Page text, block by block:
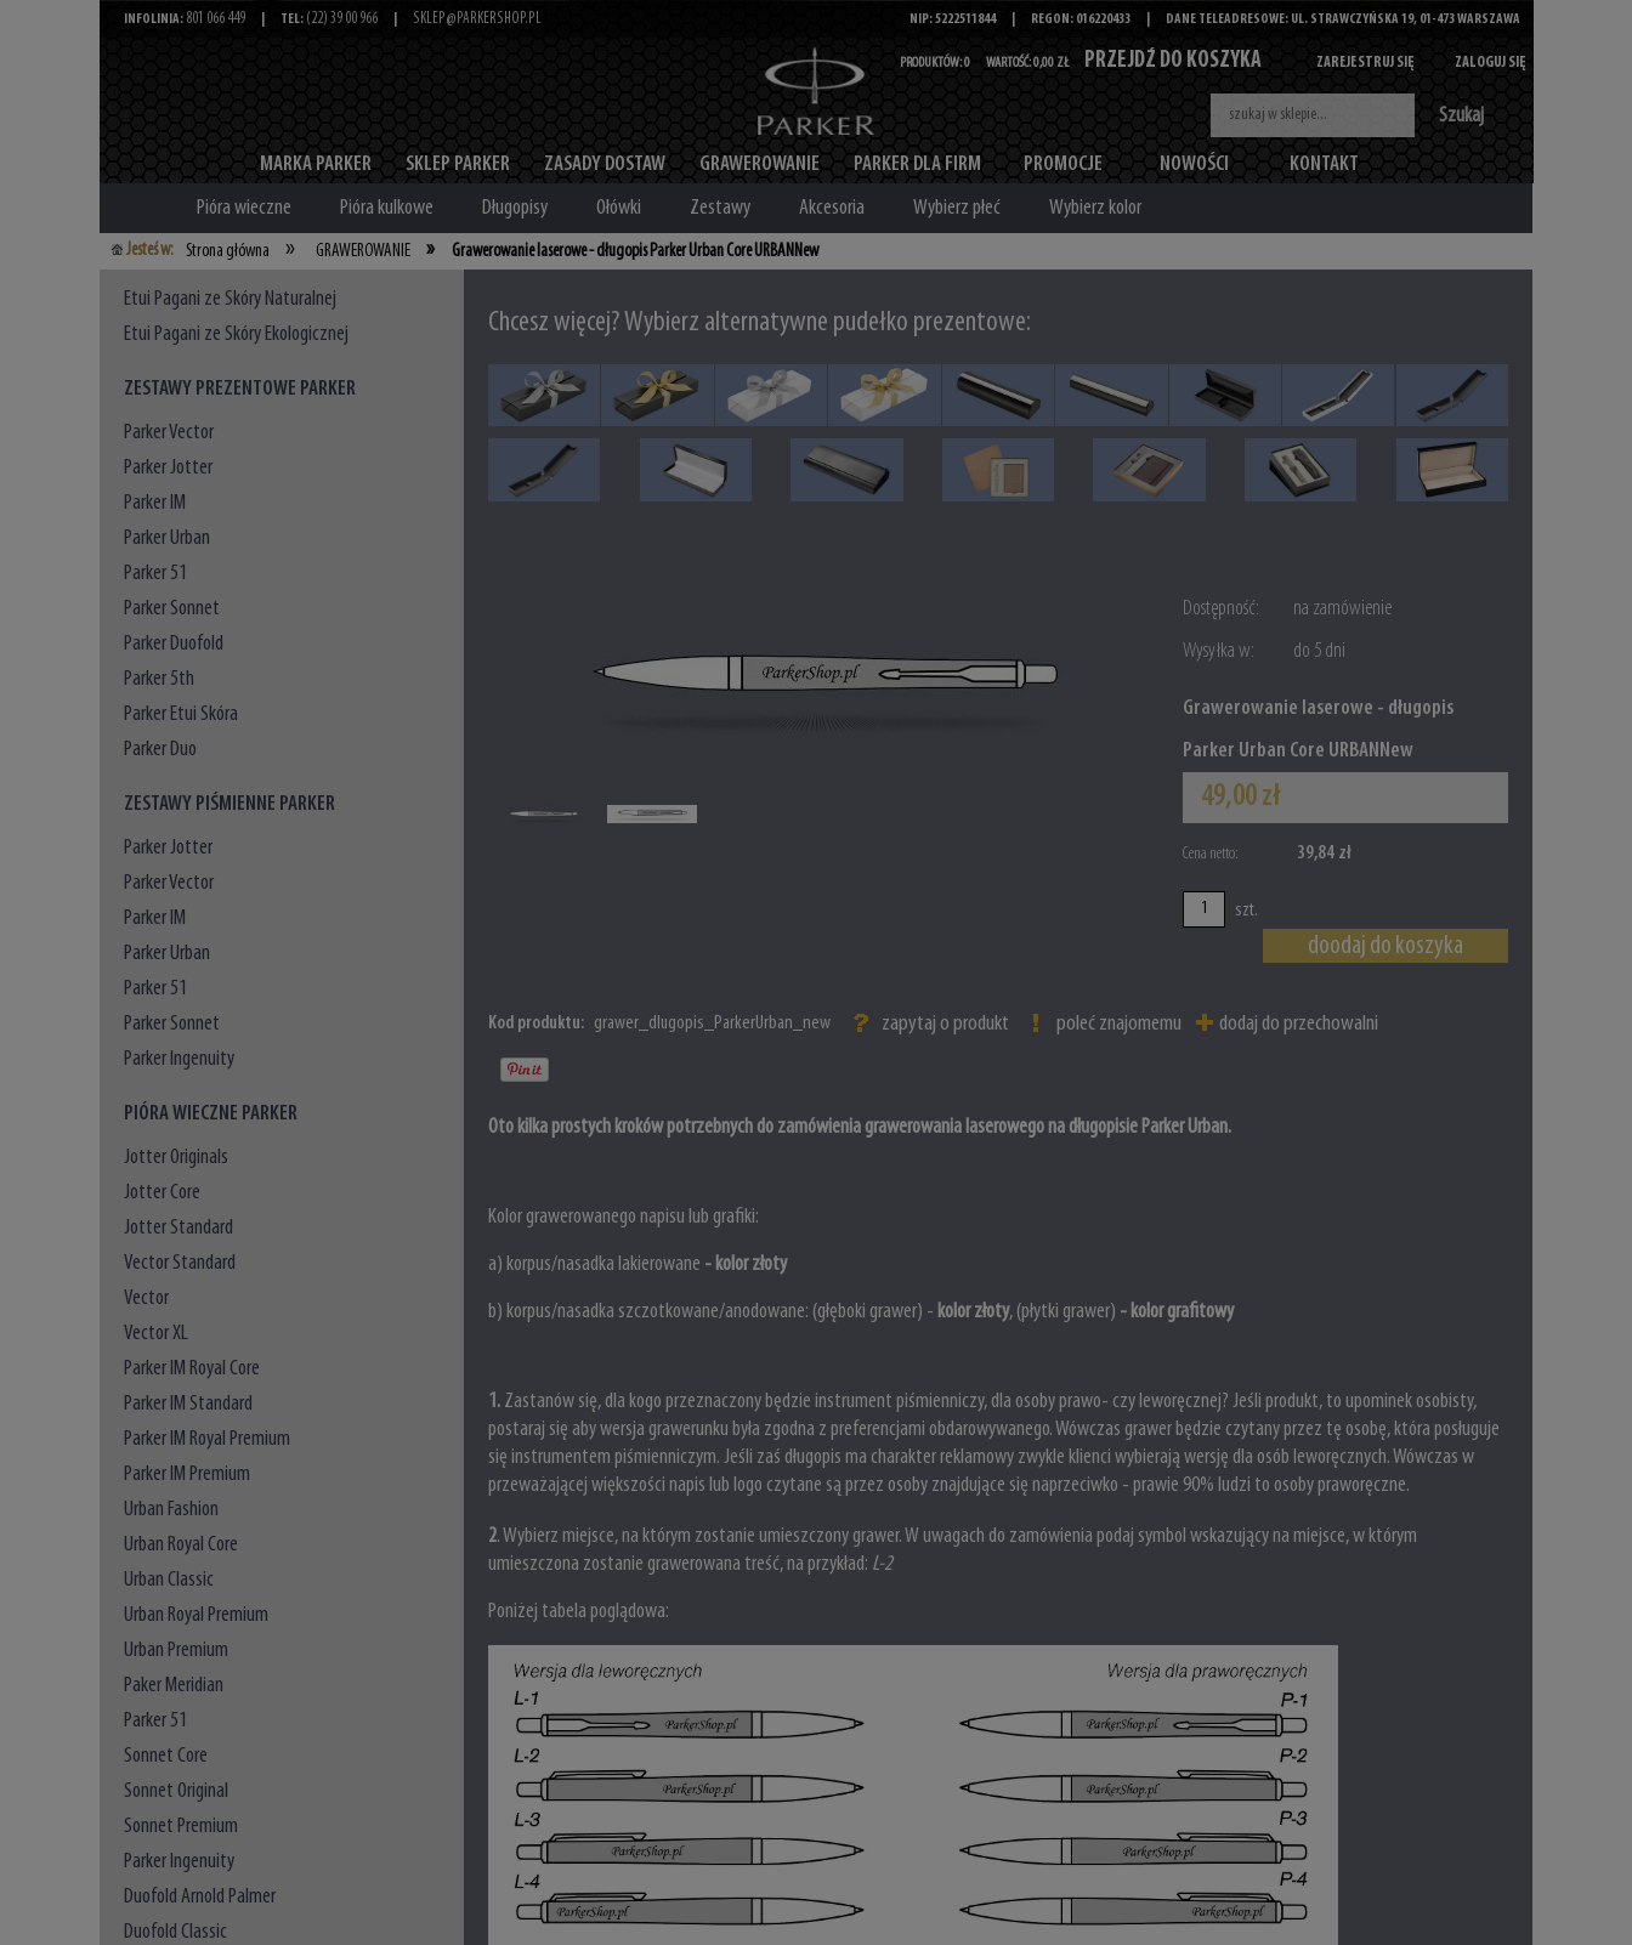
Szukaj
MARKA PARKER SKLEP PARKER ZASADY DOSTAW GRAWEROWANIE PARKER DLA FIRM PROMOCJE NOWOŚCI KONTAKT
ZAREJESTRUJ SIĘ ZALOGUJ SIĘ
PRODUKTÓW:0 WARTOŚĆ:0,00 ZŁ PRZEJDŹ DO KOSZYKA
INFOLINIA: 801 066 449 TEL: (22) 39 00 966 SKLEP@PARKERSHOP.PL NIP: 5222511844 REGON: 016220433 DANE TELEADRESOWE: UL. STRAWCZYŃSKA 19, 01-473 WARSZAWA
Pióra wieczne Pióra kulkowe Długopisy Ołówki Zestawy Akcesoria Wybierz płeć Wybierz kolor
Jesteś w: Strona główna » GRAWEROWANIE » Grawerowanie laserowe - długopis Parker Urban Core URBANNew
Etui Pagani ze Skóry Naturalnej
Etui Pagani ze Skóry Ekologicznej
ZESTAWY PREZENTOWE PARKER
Parker Vector
Parker Jotter
Parker IM
Parker Urban
Parker 51
Parker Sonnet
Parker Duofold
Parker 5th
Parker Etui Skóra
Parker Duo
ZESTAWY PIŚMIENNE PARKER
Parker Jotter
Parker Vector
Parker IM
Parker Urban
Parker 51
Parker Sonnet
Parker Ingenuity
PIÓRA WIECZNE PARKER
Jotter Originals
Jotter Core
Jotter Standard
Vector Standard
Vector
Vector XL
Parker IM Royal Core
Parker IM Standard
Parker IM Royal Premium
Parker IM Premium
Urban Fashion
Urban Royal Core
Urban Classic
Urban Royal Premium
Urban Premium
Paker Meridian
Parker 51
Sonnet Core
Sonnet Original
Sonnet Premium
Parker Ingenuity
Duofold Arnold Palmer
Duofold Classic
Chcesz więcej? Wybierz alternatywne pudełko prezentowe:
Dostępność:
na zamówienie
Wysyłka w:
do 5 dni
Grawerowanie laserowe - długopis
Parker Urban Core URBANNew
49,00 zł
Cena netto: 39,84 zł
szt.
doodaj do koszyka
Kod produktu: grawer_dlugopis_ParkerUrban_new zapytaj o produkt poleć znajomemu dodaj do przechowalni
Oto kilka prostych kroków potrzebnych do zamówienia grawerowania laserowego na długopisie Parker Urban.
Kolor grawerowanego napisu lub grafiki:
a) korpus/nasadka lakierowane - kolor złoty
b) korpus/nasadka szczotkowane/anodowane: (głęboki grawer) - kolor złoty, (płytki grawer) - kolor grafitowy
1. Zastanów się, dla kogo przeznaczony będzie instrument piśmienniczy, dla osoby prawo- czy leworęcznej? Jeśli produkt, to upominek osobisty,
postaraj się aby wersja grawerunku była zgodna z preferencjami obdarowywanego. Wówczas grawer będzie czytany przez tę osobę, która posługuje
się instrumentem piśmienniczym. Jeśli zaś długopis ma charakter reklamowy zwykle klienci wybierają wersję dla osób leworęcznych. Wówczas w
przeważającej większości napis lub logo czytane są przez osoby znajdujące się naprzeciwko - prawie 90% ludzi to osoby praworęczne.
2. Wybierz miejsce, na którym zostanie umieszczony grawer.W uwagach do zamówienia podaj symbol wskazujący na miejsce, w którym
umieszczona zostanie grawerowana treść, na przykład: L-2
Poniżej tabela poglądowa: